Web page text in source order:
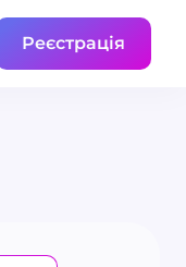
Реєстрація